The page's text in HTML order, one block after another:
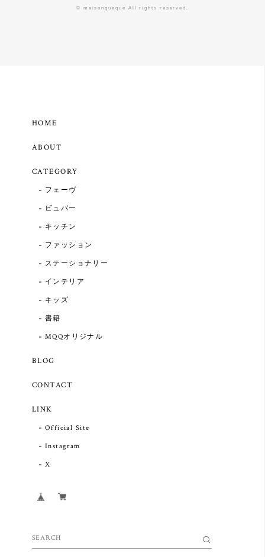
© maisonqueque All rights reserved.
HOME
ABOUT
CATEGORY
フェーヴ
ビュバー
キッチン
ファッション
ステーショナリー
インテリア
キッズ
書籍
MQQオリジナル
BLOG
CONTACT
LINK
Official Site
Instagram
X